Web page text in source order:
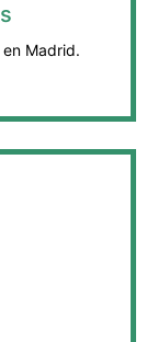
Madrid.